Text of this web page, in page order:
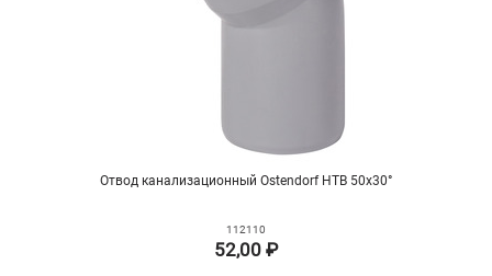
Отвод канализационный Ostendorf HTB 50х30°
112110
52,00 ₽